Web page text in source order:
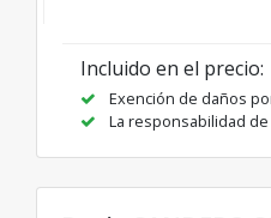
Incluido en el precio:
Exención de daños
La responsabilidad de